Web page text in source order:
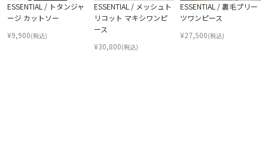
ESSENTIAL / トタンジャ
ージ カットソー
¥9,900(税込)
ESSENTIAL / メッシュト
リコット マキシワンピ
ース
¥30,800(税込)
ESSENTIAL / 裏毛プリー
ツワンピース
¥27,500(税込)